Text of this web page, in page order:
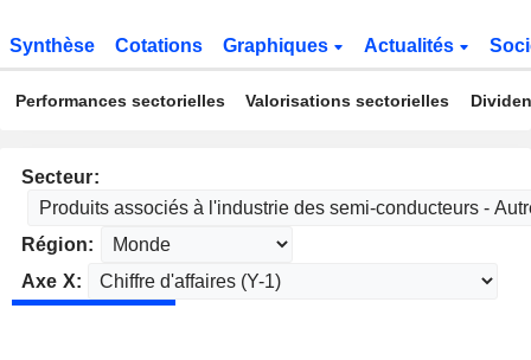
Synthèse Cotations Graphiques Actualités
Performances sectorielles Valorisations sectorielles
Secteur:
Région:
Axe X: